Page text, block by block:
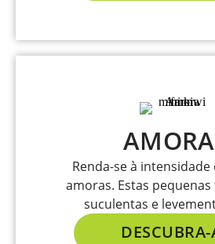
Renda-se à intensidade
amoras. Estas
suculentas e
DESCUBRA-